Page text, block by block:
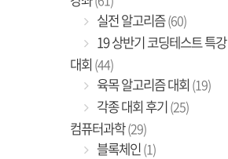
실전 알고리즘(60)
19 상반기 코딩테스트 특강
대회 (44)
육목 알고리즘 대회 (19)
각종 대회 후기(25)
컴퓨터과학(29)
블록체인(1)